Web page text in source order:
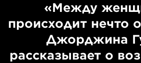
«Между
происходит нечто
Джорджина
рассказывает о